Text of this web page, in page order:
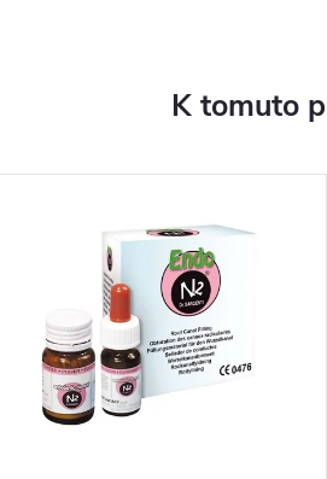
K tomuto